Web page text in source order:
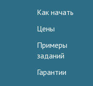
Как начать
Цены
Примеры
заданий
Гарантии